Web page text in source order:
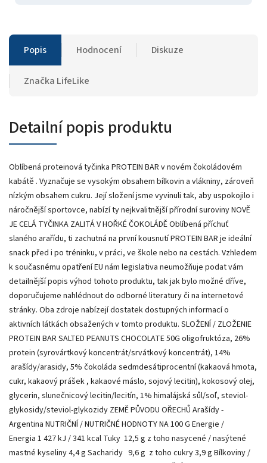
Popis Hodnocení Diskuze
Značka LifeLike
Detailní popis produktu
Oblíbená proteinová tyčinka PROTEIN BAR v novém čokoládovém
kabátě . Vyznačuje se vysokým obsahem bílkovin a vlákniny, zároveň
nízkým obsahem cukru. Její složení jsme vyvinuli tak, aby uspokojilo i
náročnější sportovce, nabízí ty nejkvalitnější přírodní suroviny NOVĚ
JE CELÁ TYČINKA ZALITÁ V HOŘKÉ ČOKOLÁDĚ Oblíbená příchuť
slaného arařídu, ti zachutná na první kousnutí PROTEIN BAR je ideální
snack před i po tréninku, v práci, ve škole nebo na cestách. Vzhledem
k současnému opatření EU nám legislativa neumožňuje podat vám
detailnější popis výhod tohoto produktu, tak jak bylo možné dříve,
doporučujeme nahlédnout do odborné literatury či na internetové
stránky. Oba zdroje nabízejí dostatek dostupných informací o
aktivních látkách obsažených v tomto produktu. SLOŽENÍ / ZLOŽENIE
PROTEIN BAR SALTED PEANUTS CHOCOLATE 50G oligofruktóza, 26%
protein (syrovártkový koncentrát/srvátkový koncentrát), 14%
arašídy/arasidy, 5% čokoláda sedmdesátiprocentní (kakaová hmota,
cukr, kakaový prášek , kakaové máslo, sojový lecitin), kokosový olej,
glycerin, slunečnicový lecitin/lecitín, 1% himalájská sůl/soľ, steviol-
glykosidy/steviol-glykozidy ZEMĚ PŮVODU OŘECHŮ Arašídy -
Argentina NUTRIČNÍ / NUTRIČNÉ HODNOTY NA 100 G Energie /
Energia 1 427 kJ / 341 kcal Tuky 12,5 g z toho nasycené / nasýtené
mastné kyseliny 4,4 g Sacharidy 9,6 g z toho cukry 3,9 g Bílkoviny /